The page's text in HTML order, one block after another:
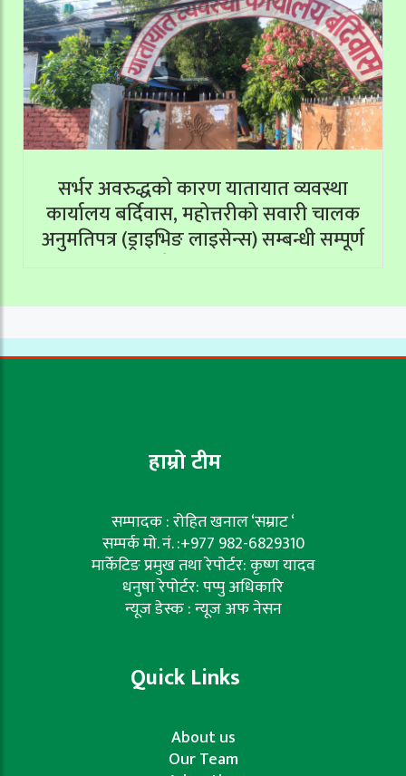
सर्भर अवरुद्धको कारण यातायात व्यवस्था
कार्यालय बर्दिवास, महोत्तरीको सवारी चालक
अनुमतिपत्र (ड्राइभिङ लाइसेन्स) सम्बन्धी सम्पूर्ण
सेवाहरू बन्द
हाम्रो टीम
सम्पादक : रोहित खनाल ‘सम्राट ‘
सम्पर्क मो. नं. :+977 982-6829310
मार्केटिङ प्रमुख तथा रेपोर्टर: कृष्ण यादव
धनुषा रेपोर्टर: पप्पु अधिकारि
न्यूज डेस्क : न्यूज अफ नेसन
Quick Links
About us
Our Team